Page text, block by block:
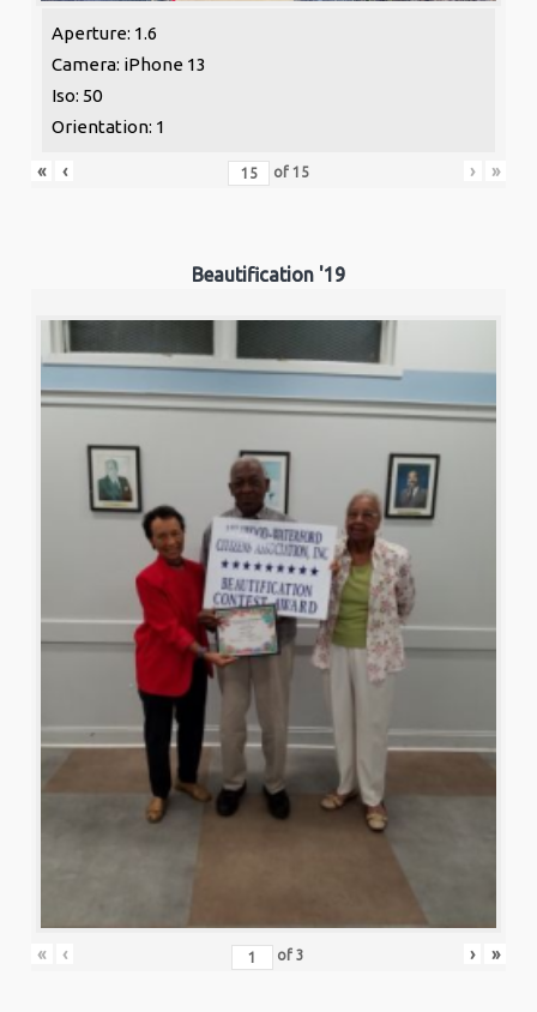
Aperture: 1.6
Camera: iPhone 13
Iso: 50
Orientation: 1
« ‹ of 15 › »
Beautification '19
« ‹ of3 › »